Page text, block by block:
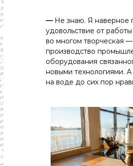
—Не знаю. Я наверное
удовольствие от
во многом творческая —
производство
оборудования
новыми технологиями. А
на воде до сих пор